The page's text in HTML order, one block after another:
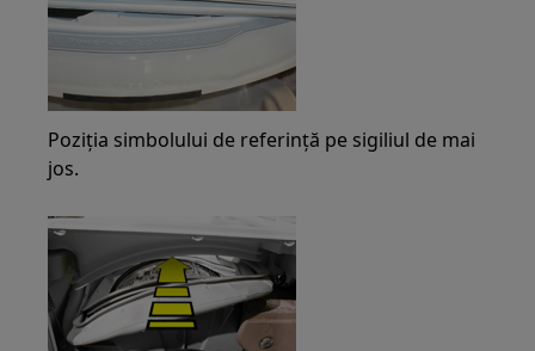
Poziția simbolului de referință pe sigiliul de mai
jos.